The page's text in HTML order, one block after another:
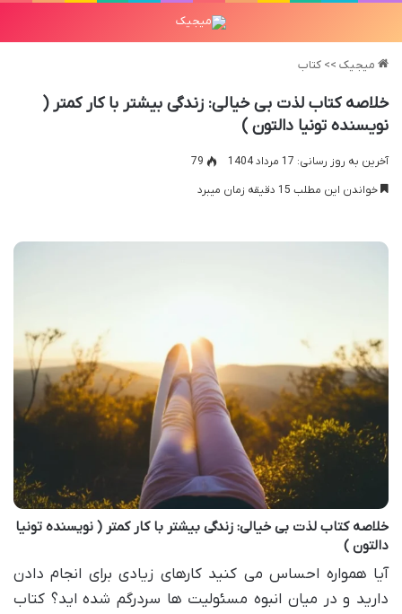
میجیک >> کتاب
خلاصه کتاب لذت بی خیالی: زندگی بیشتر با کار کمتر (
نویسنده تونیا دالتون )
آخرین به روز رسانی: 17 مرداد 1404
79
خواندن این مطلب 15 دقیقه زمان میبرد
خلاصه کتاب لذت بی خیالی: زندگی بیشتر با کار کمتر ( نویسنده تونیا
دالتون )
آیا همواره احساس می کنید کارهای زیادی برای انجام دادن
دارید و در میان انبوه مسئولیت ها سردرگم شده اید؟ کتاب